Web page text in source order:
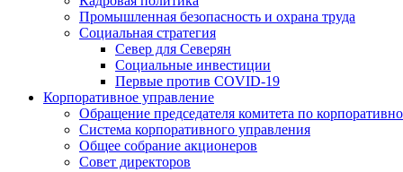
Промышленная безопасность и охрана труда
Социальная стратегия
Север для Северян
Социальные инвестиции
Первые против COVID‑19
Корпоративное управление
Обращение председателя комитета по
Система корпоративного управления
Общее собрание акционеров
Совет директоров